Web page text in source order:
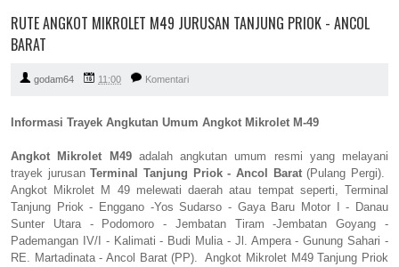
RUTE ANGKOT MIKROLET M49 JURUSAN TANJUNG PRIOK - ANCOL
BARAT
godam64 11:00 Komentari
Informasi Trayek Angkutan Umum Angkot Mikrolet M-49
Angkot Mikrolet M49adalah angkutan umum resmi yang melayani
trayek jurusanTerminal Tanjung Priok - Ancol Barat(Pulang Pergi).
Angkot Mikrolet M 49 melewati daerah atau tempat seperti, Terminal
Tanjung Priok - Enggano -Yos Sudarso - Gaya Baru Motor I - Danau
Sunter Utara - Podomoro - Jembatan Tiram -Jembatan Goyang -
Pademangan IV/I - Kalimati - Budi Mulia - Jl. Ampera - Gunung Sahari -
RE. Martadinata - Ancol Barat (PP). Angkot Mikrolet M49 Tanjung Priok